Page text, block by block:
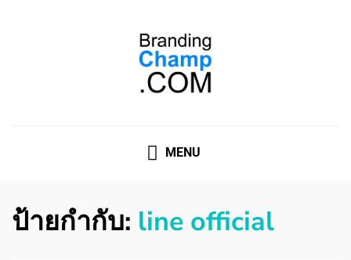
MENU
ป้ายกำกับ: line official